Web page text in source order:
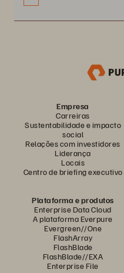
Empresa
Carreiras
Sustentabilidade e impacto
social
Relações com investidores
Liderança
Locais
Centro de briefing executivo
Plataforma e produtos
Enterprise Data Cloud
A plataforma Everpure
Evergreen//One
FlashArray
FlashBlade
FlashBlade//EXA
Enterprise File